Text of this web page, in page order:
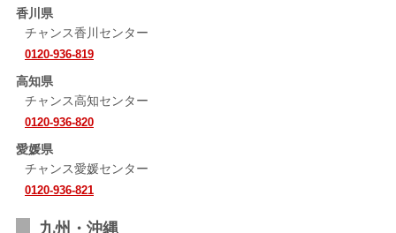
香川県
チャンス香川センター
0120-936-819
高知県
チャンス高知センター
0120-936-820
愛媛県
チャンス愛媛センター
0120-936-821
九州・沖縄